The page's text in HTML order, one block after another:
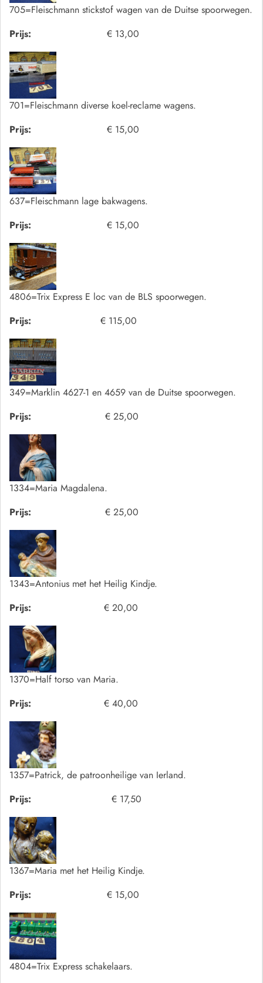
705=Fleischmann stickstof wagen van de Duitse spoorwegen.
Prijs:
€ 13,00
701=Fleischmann diverse koel-reclame wagens.
Prijs:
€ 15,00
637=Fleischmann lage bakwagens.
Prijs:
€ 15,00
4806=Trix Express E loc van de BLS spoorwegen.
Prijs:
€ 115,00
349=Marklin 4627-1 en 4659 van de Duitse spoorwegen.
Prijs:
€ 25,00
1334=Maria Magdalena.
Prijs:
€ 25,00
1343=Antonius met het Heilig Kindje.
Prijs:
€ 20,00
1370=Half torso van Maria.
Prijs:
€ 40,00
1357=Patrick, de patroonheilige van Ierland.
Prijs:
€ 17,50
1367=Maria met het Heilig Kindje.
Prijs:
€ 15,00
4804=Trix Express schakelaars.